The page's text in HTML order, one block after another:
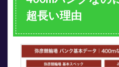
超長い理由